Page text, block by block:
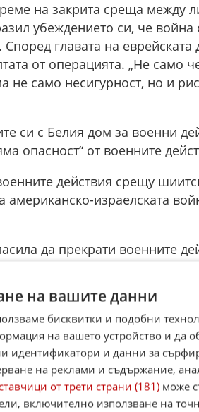
на закрита среща между
убеждението си, че война
главата на еврейската
от операцията. „Не само
не само несигурност, но и
си с Белия дом за военни
опасност“ от военните
действия срещу
израелската
да прекрати военните
отговори с „не“, но избегна
с Хизбула, ако
си, че ако Иран
на властта в него, това би
хуси.
на вашите данни
бисквитки и подобни
на вашето устройство и да
идентификатори и данни за
на реклами и съдържание,
от трети страни (181) може
включително използване на